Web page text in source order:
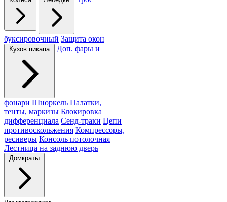
буксировочный Защита окон
Кузов пикапа Доп. фары и
фонари Шноркель Палатки,
тенты, маркизы Блокировка
дифференциала Сенд-траки Цепи
противоскольжения Компрессоры,
ресиверы Консоль потолочная
Лестница на заднюю дверь
Домкраты